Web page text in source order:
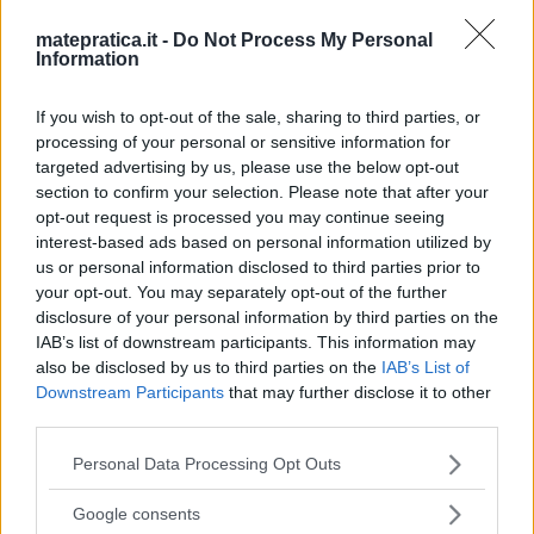
matepratica.it - Do Not Process My Personal
Information
If you wish to opt-out of the sale, sharing to third parties, or
processing of your personal or sensitive information for
targeted advertising by us, please use the below opt-out
section to confirm your selection. Please note that after your
opt-out request is processed you may continue seeing
interest-based ads based on personal information utilized by
us or personal information disclosed to third parties prior to
your opt-out. You may separately opt-out of the further
disclosure of your personal information by third parties on the
IAB’s list of downstream participants. This information may
also be disclosed by us to third parties on the IAB’s List of
Downstream Participants that may further disclose it to other
Please note that this website/app uses one or more Google
not limited to your visit or usage behaviour. You may click to
Personal Data Processing Opt Outs
Google consents
Albertha detto:
24 Marzo 2013 alle 17:43
ho moltiplicato per 4
dentro l’integrale, e
per 1/4 fuori
Peppeha detto:
14 Febbraio 2013 alle 21:28